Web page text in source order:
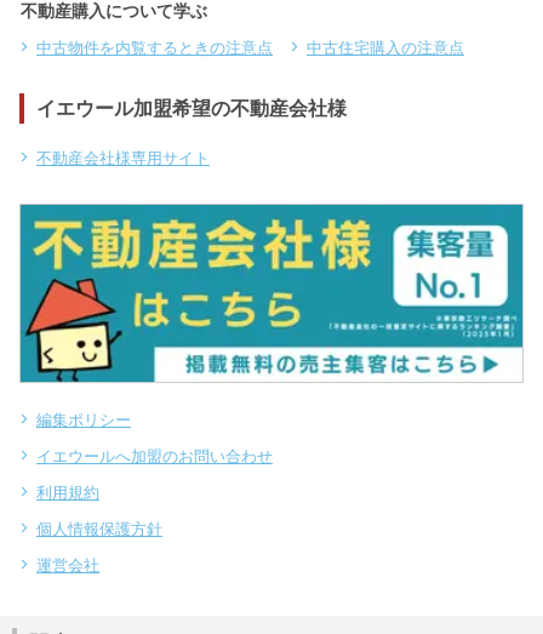
不動産購入について学ぶ
中古物件を内覧するときの注意点 中古住宅購入の注意点
イエウール加盟希望の不動産会社様
不動産会社様専用サイト
編集ポリシー
イエウールへ加盟のお問い合わせ
利用規約
個人情報保護方針
運営会社